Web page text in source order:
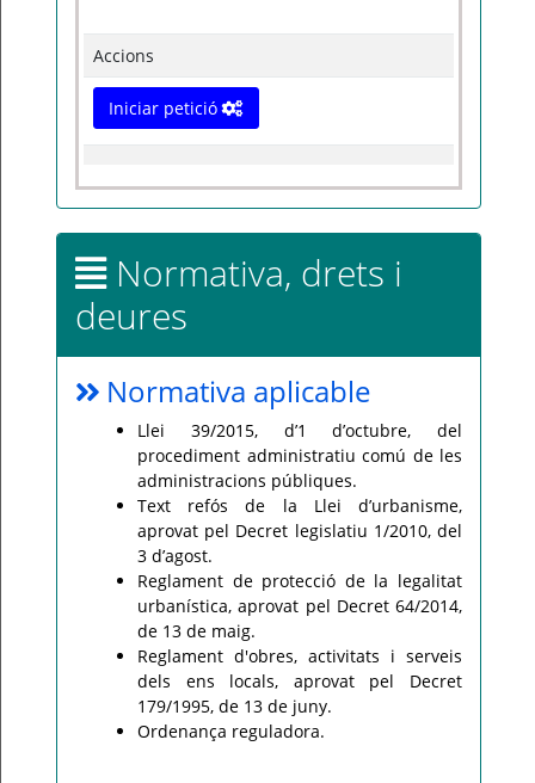
Accions
Iniciar petició
Normativa, drets i
deures
Normativa aplicable
Llei 39/2015, d’1 d’octubre, del
procediment administratiu comú de les
administracions públiques.
Text refós de la Llei d’urbanisme,
aprovat pel Decret legislatiu 1/2010, del
3 d’agost.
Reglament de protecció de la legalitat
urbanística, aprovat pel Decret 64/2014,
de 13 de maig.
Reglament d'obres, activitats i serveis
dels ens locals, aprovat pel Decret
179/1995, de 13 de juny.
Ordenança reguladora.